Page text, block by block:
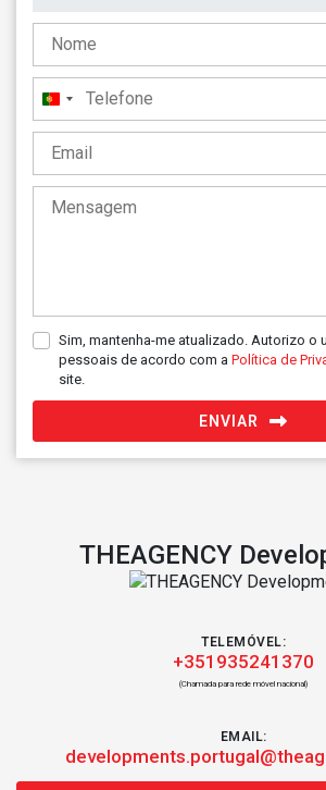
Portugal
+351
Sim, mantenha-me atualizado. Autorizo o
pessoais de acordo com a Política de
site.
ENVIAR
THEAGENCY
TELEMÓVEL:
+351935241370
(Chamada para rede móvel nacional)
EMAIL: